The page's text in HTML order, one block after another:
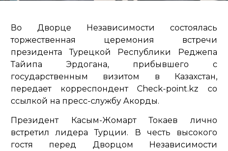
Во Дворце Независимости состоялась
торжественная церемония встречи
президента Турецкой Республики Реджепа
Тайипа Эрдогана, прибывшего с
государственным визитом в Казахстан,
передает корреспондент Check-point.kz со
ссылкой на пресс-службу Акорды.
Президент Касым-Жомарт Токаев лично
встретил лидера Турции. В честь высокого
гостя перед Дворцом Независимости